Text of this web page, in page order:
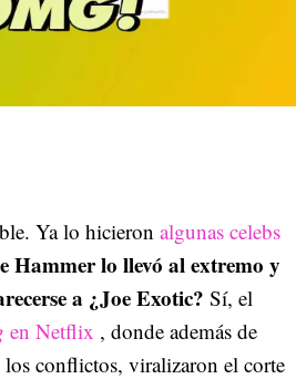
Ya lo hicieron algunas celebs
Hammer lo llevó al extremo y
a ¿Joe Exotic? Sí, el
en Netflix , donde además de
conflictos, viralizaron el corte